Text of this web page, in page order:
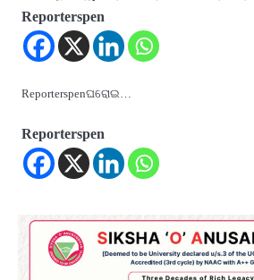
Reporterspen
Reporterspenଘରୋଇ…
Reporterspen